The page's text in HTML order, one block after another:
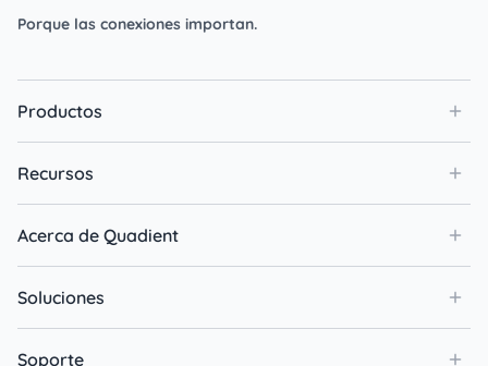
Porque las conexiones importan.
Productos
Recursos
Acerca de Quadient
Soluciones
Soporte